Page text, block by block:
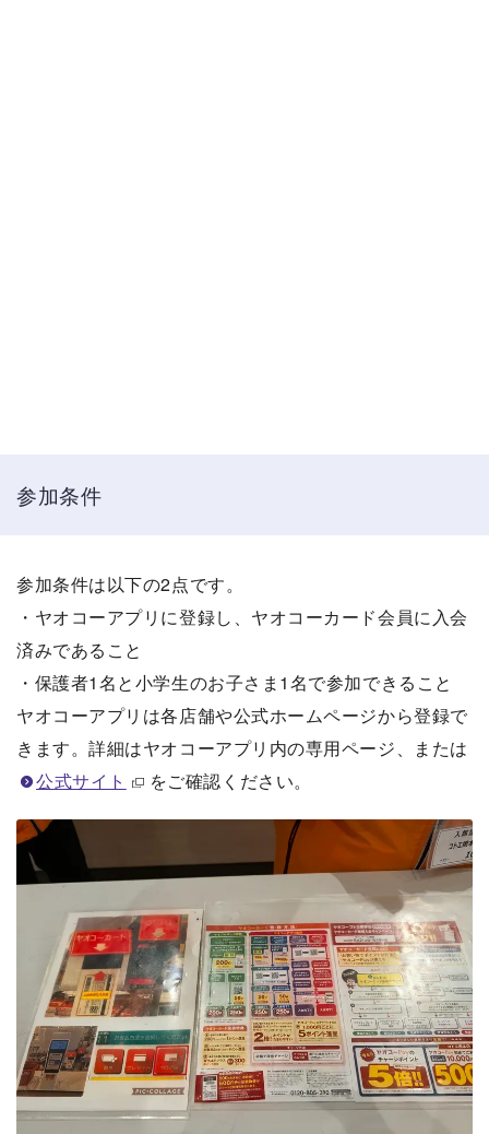
参加条件
参加条件は以下の2点です。
・ヤオコーアプリに登録し、ヤオコーカード会員に入会
済みであること
・保護者1名と小学生のお子さま1名で参加できること
ヤオコーアプリは各店舗や公式ホームページから登録で
きます。詳細はヤオコーアプリ内の専用ページ、または
公式サイト
をご確認ください。